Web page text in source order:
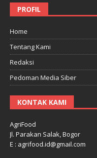
PROFIL
Home
Tentang Kami
Redaksi
Pedoman Media Siber
KONTAK KAMI
AgriFood
Jl. Parakan Salak, Bogor
E : agrifood.id@gmail.com